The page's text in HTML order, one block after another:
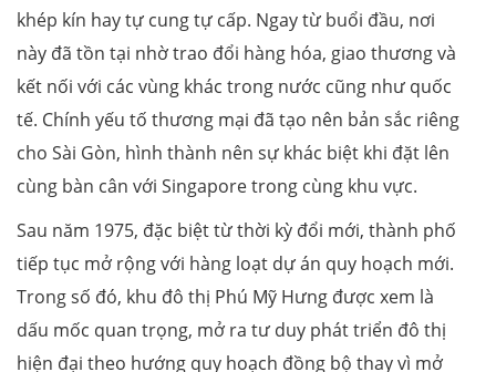
khép kín hay tự cung tự cấp. Ngay từ buổi đầu, nơi
này đã tồn tại nhờ trao đổi hàng hóa, giao thương và
kết nối với các vùng khác trong nước cũng như quốc
tế. Chính yếu tố thương mại đã tạo nên bản sắc riêng
cho Sài Gòn, hình thành nên sự khác biệt khi đặt lên
cùng bàn cân với Singapore trong cùng khu vực.
Sau năm 1975, đặc biệt từ thời kỳ đổi mới, thành phố
tiếp tục mở rộng với hàng loạt dự án quy hoạch mới.
Trong số đó, khu đô thị Phú Mỹ Hưng được xem là
dấu mốc quan trọng, mở ra tư duy phát triển đô thị
hiện đại theo hướng quy hoạch đồng bộ thay vì mở